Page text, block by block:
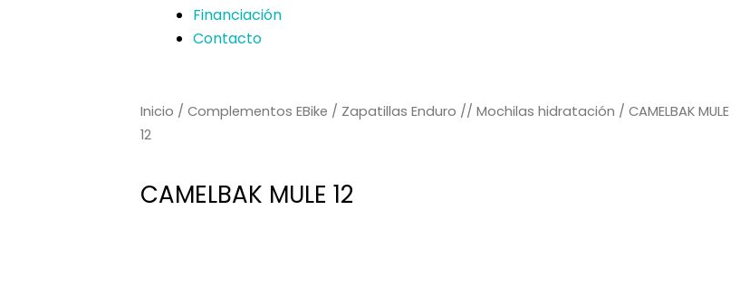
Financiación
Contacto
Inicio / Complementos EBike / Zapatillas Enduro // Mochilas hidratación / CAMELBAK MULE
12
CAMELBAK MULE 12